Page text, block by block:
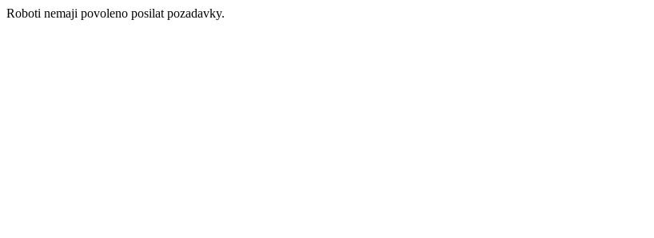
Roboti nemaji povoleno posilat pozadavky.